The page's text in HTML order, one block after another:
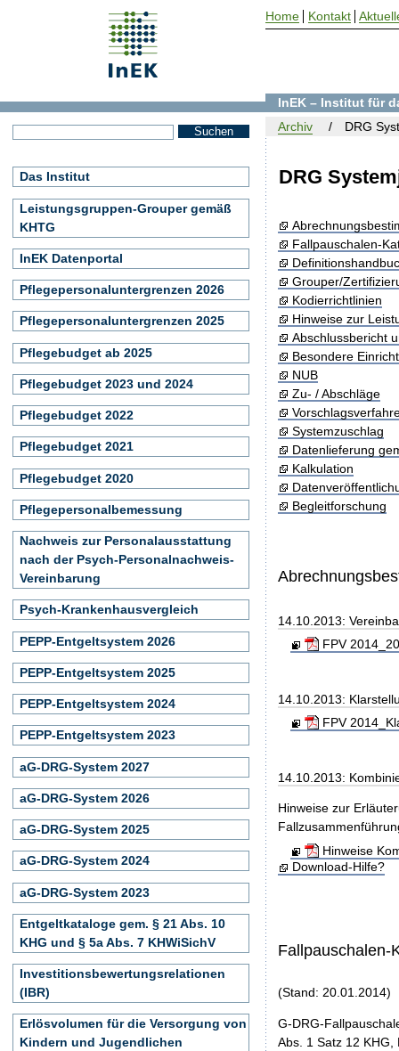
DRG
Fallpauschalen-
Grouper/
Kodierrichtlinien
Hinweise zur
Abschlussbericht
Besondere
NUB
Zu- / Abschläge
Systemzuschlag
Datenlieferung
Kalkulation
Begleitforschung
14.10.2013:
FPV
14.10.2013:
FPV
14.10.2013:
Hinweise zur
Hinweise
Download-Hilfe?
Fallpauschalen-
(Stand: 20.01.2014)
G-DRG-
Abs. 1 Satz 12
InEK – Institut für
Archiv
DRG
Das Institut
Leistungsgruppen-Grouper gemäß
KHTG
InEK Datenportal
Pflegepersonaluntergrenzen 2026
Pflegepersonaluntergrenzen 2025
Pflegebudget ab 2025
Pflegebudget 2023 und 2024
Pflegebudget 2022
Pflegebudget 2021
Pflegebudget 2020
Pflegepersonalbemessung
Nachweis zur Personalausstattung
nach der Psych-Personalnachweis-
Vereinbarung
Psych-Krankenhausvergleich
PEPP-Entgeltsystem 2026
PEPP-Entgeltsystem 2025
PEPP-Entgeltsystem 2024
PEPP-Entgeltsystem 2023
aG-DRG-System 2027
aG-DRG-System 2026
aG-DRG-System 2025
aG-DRG-System 2024
aG-DRG-System 2023
Entgeltkataloge gem. § 21 Abs. 10
KHG und § 5a Abs. 7 KHWiSichV
Investitionsbewertungsrelationen
(IBR)
Erlösvolumen für die Versorgung von
Kindern und Jugendlichen
Home Kontakt